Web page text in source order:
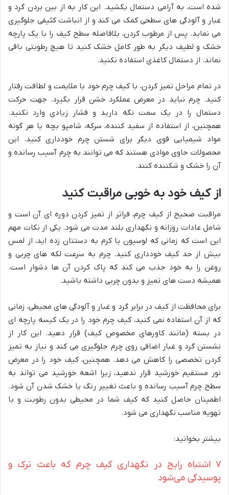
شده است، به آرامی دستمال بکشید. این کار به از بین بردن گرد و
غبار و آلودگی های سطحی کمک می کند و از انباشت کثیفی جلوگیری
می نماید. پس از مرطوب کردن، بلافاصله سطح کیف را با یک پارچه
خشک و لطیف دیگر به طور کامل خشک کنید تا هیچ رطوبتی باقی
نماند. از دستمال کاغذی استفاده نکنید.
در تمام مراحل تمیز کردن، با کیف چرم خود با ملایمت و لطافت رفتار
کنید. چرم نباید در معرض عملکرد خشن قرار بگیرد. جهت حرکت
دستمال را در یک سمت نگه دارید و فشار زیادی وارد نکنید.
همچنین، از استفاده از سفید کننده، سرکه، شامپو بچه یا هر گونه
مواد شیمیایی قوی دیگر برای شستن چرم خودداری کنید. این
محصولات حاوی موادی هستند که می توانند به چرم آسیب رسانده و
آن را خشک و شکننده کنند.
از کیف خود به خوبی مراقبت کنید
مراقبت صحیح از کیف چرم، فراتر از تمیز کردن دوره ای آن است و
شامل عادات روزانه و نگهداری بلند مدت می شود. یکی از نکات مهم
این است که زمانی که لوسیون یا کرم به دستتان زده اید، از لمس
بیش از حد کیف خودداری کنید. چرم به سرعت لکه های چربی و
روغن را به خود جذب می کند که پاک کردن آن ها دشوار است.
همیشه دست های تمیز و بدون چربی داشته باشید.
برای محافظت از کیف در برابر گرد و غبار و آلودگی های محیطی، زمانی
که از آن استفاده نمی کنید، کیف چرم خود را در یک کیسه پارچه ای
در بسته (مانند کاورهای مخصوص کیف) قرار دهید. این کار از
نشستن گرد و غبار اضافی روی چرم جلوگیری می کند و نیاز به تمیز
کردن تخصصی را کاهش می دهد. همچنین، کیف خود را در معرض
نور مستقیم خورشید قرار ندهید، زیرا اشعه خورشید می تواند به
سطح چرم آسیب رسانده و باعث تغییر رنگ یا خشک شدن آن شود.
اطمینان حاصل کنید که کیف شما در محیطی بدون رطوبت و با
تهویه مناسب نگهداری می شود.
بیشتر بخوانید:
۷ اشتباه رایج در نگهداری کیف چرم که باعث ترک و
پوسیدگی می‌شود